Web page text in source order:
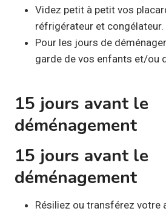
Videz petit à petit vos
réfrigérateur et congélateur.
Pour les jours de
garde de vos enfants et/ou
15 jours avant le
déménagement
15 jours avant le
déménagement
Résiliez ou transférez votre